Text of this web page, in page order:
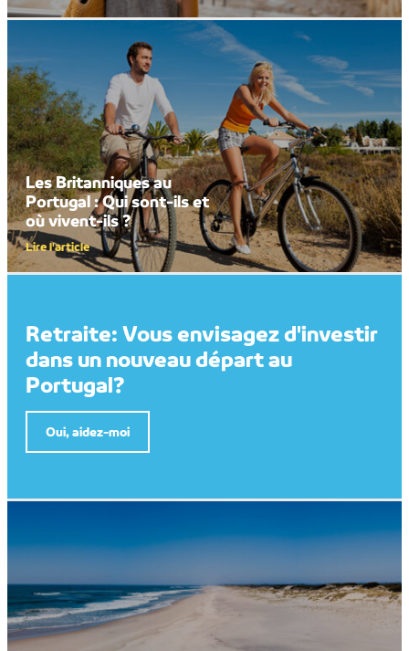
Les Britanniques au
Portugal : Qui sont-ils et
où vivent-ils ?
Lire l'article
Retraite: Vous envisagez d'investir
dans un nouveau départ au
Portugal?
Oui, aidez-moi